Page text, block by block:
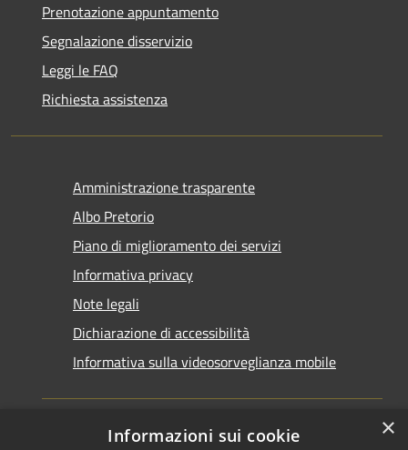
Prenotazione appuntamento
Segnalazione disservizio
Leggi le FAQ
Richiesta assistenza
Amministrazione trasparente
Albo Pretorio
Piano di miglioramento dei servizi
Informativa privacy
Note legali
Dichiarazione di accessibilità
Informativa sulla videosorveglianza mobile
×
Informazioni sui cookie